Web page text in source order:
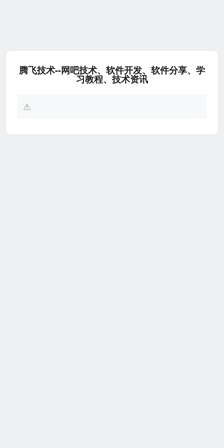
腾飞技术--网吧技术、软件开发、软件分享、学
习教程、技术资讯